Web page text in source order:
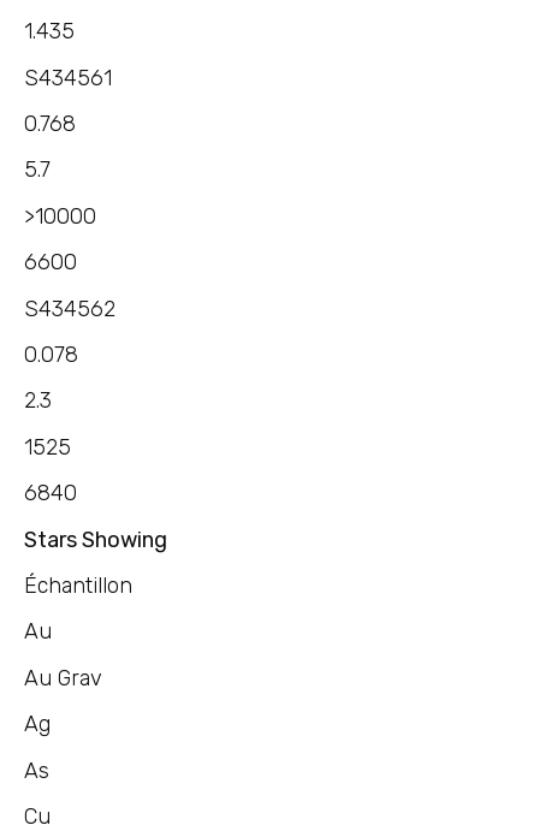
1.435
S434561
0.768
5.7
>10000
6600
S434562
0.078
2.3
1525
6840
Stars Showing
Échantillon
Au
Au Grav
Ag
As
Cu